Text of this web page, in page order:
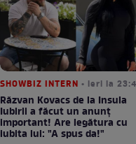
SHOWBIZ INTERN • ieri la
Răzvan Kovacs de la Insula
Iubirii a făcut un anunț
important! Are legătura cu
iubita lui: "A spus da!"